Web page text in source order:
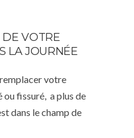
VOTRE
LA JOURNÉE
votre
ou fissuré, a plus de
dans le champ de